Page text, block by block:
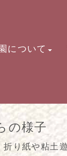
について
の様子
り紙や粘土